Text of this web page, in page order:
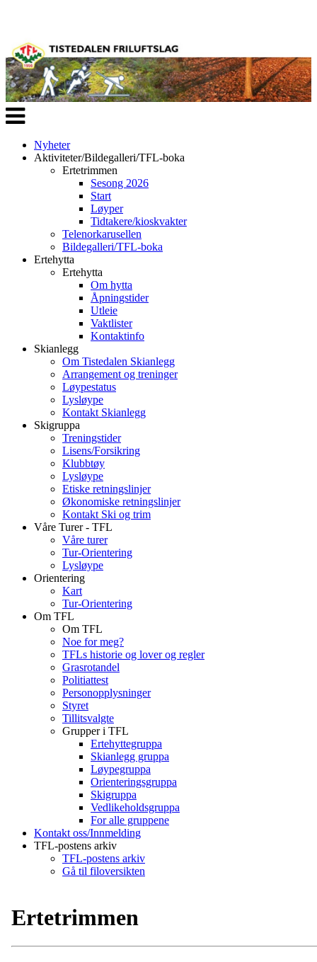
Veksle
navigasjon
Nyheter
Aktiviteter/Bildegalleri/TFL-boka
Ertetrimmen
Sesong 2026
Start
Løyper
Tidtakere/kioskvakter
Telenorkarusellen
Bildegalleri/TFL-boka
Ertehytta
Ertehytta
Om hytta
Åpningstider
Utleie
Vaktlister
Kontaktinfo
Skianlegg
Om Tistedalen Skianlegg
Arrangement og treninger
Løypestatus
Lysløype
Kontakt Skianlegg
Skigruppa
Treningstider
Lisens/Forsikring
Klubbtøy
Lysløype
Etiske retningslinjer
Økonomiske retningslinjer
Kontakt Ski og trim
Våre Turer - TFL
Våre turer
Tur-Orientering
Lysløype
Orientering
Kart
Tur-Orientering
Om TFL
Om TFL
Noe for meg?
TFLs historie og lover og regler
Grasrotandel
Politiattest
Personopplysninger
Styret
Tillitsvalgte
Grupper i TFL
Ertehyttegruppa
Skianlegg gruppa
Løypegruppa
Orienteringsgruppa
Skigruppa
Vedlikeholdsgruppa
For alle gruppene
Kontakt oss/Innmelding
TFL-postens arkiv
TFL-postens arkiv
Gå til filoversikten
Ertetrimmen